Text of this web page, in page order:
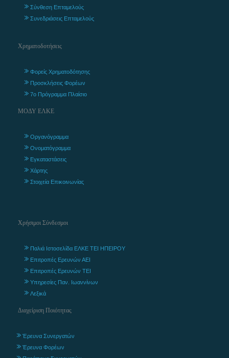
Σύνθεση Επταμελούς
Συνεδριάσεις Επταμελούς
Χρηματοδοτήσεις
Φορείς Χρηματοδότησης
Προσκλήσεις Φορέων
7ο Πρόγραμμα Πλαίσιο
ΜΟΔΥ ΕΛΚΕ
Οργανόγραμμα
Ονοματόγραμμα
Εγκαταστάσεις
Χάρτης
Στοιχεία Επικοινωνίας
Χρήσιμοι Σύνδεσμοι
Παλιά Ιστοσελίδα ΕΛΚΕ ΤΕΙ ΗΠΕΙΡΟΥ
Επιτροπές Ερευνών ΑΕΙ
Επιτροπές Ερευνών ΤΕΙ
Υπηρεσίες Παν. Ιωαννίνων
Λεξικά
Διαχείριση Ποιότητας
Έρευνα Συνεργατών
Έρευνα Φορέων